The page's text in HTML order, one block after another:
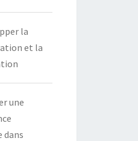
la
et la
une
dans